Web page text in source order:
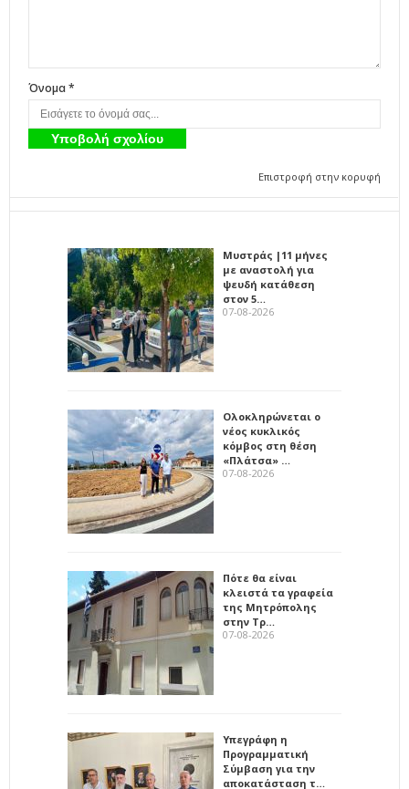
Όνομα *
Επιστροφή στην κορυφή
Μυστράς |11 μήνες
με αναστολή για
ψευδή κατάθεση
στον 5…
07-08-2026
Ολοκληρώνεται ο
νέος κυκλικός
κόμβος στη θέση
«Πλάτσα» …
07-08-2026
Πότε θα είναι
κλειστά τα γραφεία
της Μητρόπολης
στην Τρ…
07-08-2026
Υπεγράφη η
Προγραμματική
Σύμβαση για την
αποκατάσταση τ…